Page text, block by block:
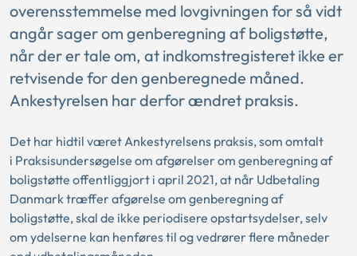
overensstemmelse med lovgivningen for så vidt
angår sager om genberegning af boligstøtte,
når der er tale om, at indkomstregisteret ikke er
retvisende for den genberegnede måned.
Ankestyrelsen har derfor ændret praksis.
Det har hidtil været Ankestyrelsens praksis, som omtalt
i Praksisundersøgelse om afgørelser om genberegning af
boligstøtte offentliggjort i april 2021, at når Udbetaling
Danmark træffer afgørelse om genberegning af
boligstøtte, skal de ikke periodisere opstartsydelser, selv
om ydelserne kan henføres til og vedrører flere måneder